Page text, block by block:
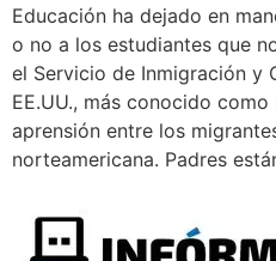
Educación ha dejado en
o no a los estudiantes que
el Servicio de Inmigración y
EE.UU., más conocido
aprensión entre los
norteamericana. Padres